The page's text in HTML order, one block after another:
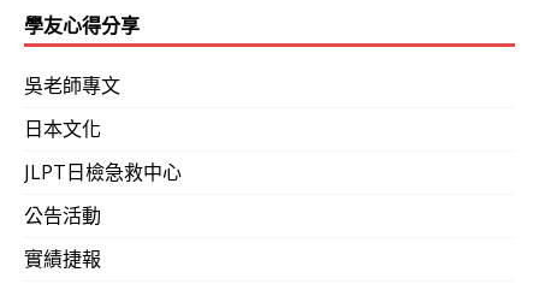
學友心得分享
吳老師專文
日本文化
JLPT日檢急救中心
公告活動
實績捷報